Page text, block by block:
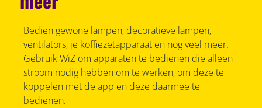
Bedien gewone lampen, decoratieve lampen,
ventilators, je koffiezetapparaat en nog veel meer.
Gebruik WiZ om apparaten te bedienen die alleen
stroom nodig hebben om te werken, om deze te
koppelen met de app en deze daarmee te
bedienen.